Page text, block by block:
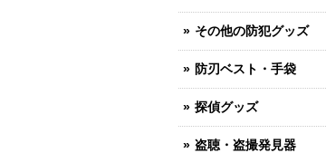
その他の防犯グッズ
防刃ベスト・手袋
探偵グッズ
盗聴・盗撮発見器